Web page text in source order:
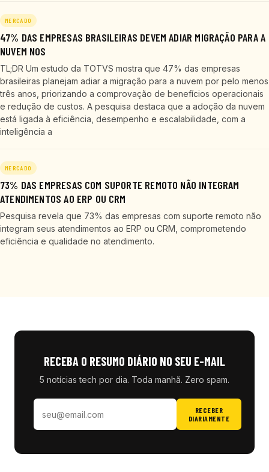
MERCADO
47% DAS EMPRESAS BRASILEIRAS DEVEM ADIAR MIGRAÇÃO PARA A
NUVEM NOS
TL;DR Um estudo da TOTVS mostra que 47% das empresas
brasileiras planejam adiar a migração para a nuvem por pelo menos
três anos, priorizando a comprovação de benefícios operacionais
e redução de custos. A pesquisa destaca que a adoção da nuvem
está ligada à eficiência, desempenho e escalabilidade, com a
inteligência a
MERCADO
73% DAS EMPRESAS COM SUPORTE REMOTO NÃO INTEGRAM
ATENDIMENTOS AO ERP OU CRM
Pesquisa revela que 73% das empresas com suporte remoto não
integram seus atendimentos ao ERP ou CRM, comprometendo
eficiência e qualidade no atendimento.
RECEBA O RESUMO DIÁRIO NO SEU E-MAIL
5 notícias tech por dia. Toda manhã. Zero spam.
RECEBER
DIARIAMENTE